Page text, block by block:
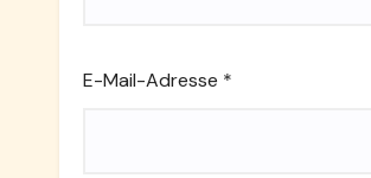
E-Mail-Adresse *